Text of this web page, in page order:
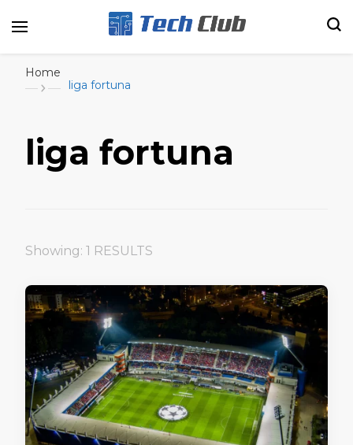
Home
liga fortuna
liga fortuna
Showing: 1 RESULTS